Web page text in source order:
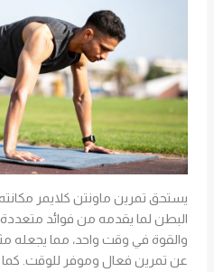
يستحق تمرين ماونتن كلايمر
البطن لما يقدمه من فوائد
والقوة في وقت واحد، مما يجعله
عن تمرين فعال وموفر للوقت.